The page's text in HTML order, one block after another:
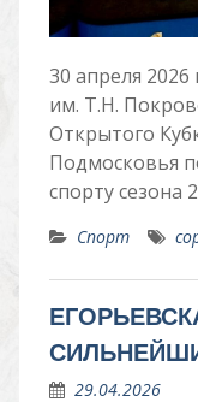
30 апреля 2026
им. Т.Н.
Открытого
Подмосковья
спорту сезона
Спорт
29.04.2026